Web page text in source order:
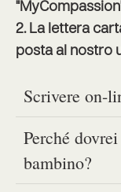
2. La lettera
posta al nostro
Scrivere on-
Perché
bambino?